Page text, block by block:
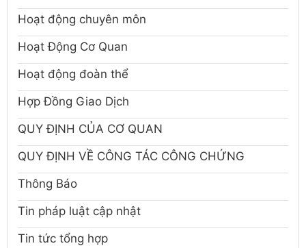
Hoạt động chuyên môn
Hoạt Động Cơ Quan
Hoạt động đoàn thể
Hợp Đồng Giao Dịch
QUY ĐỊNH CỦA CƠ QUAN
QUY ĐỊNH VỀ CÔNG TÁC CÔNG CHỨNG
Thông Báo
Tin pháp luật cập nhật
Tin tức tổng hợp